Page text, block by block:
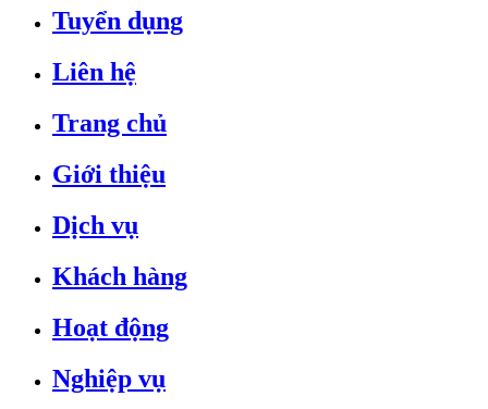
Tuyển dụng
Liên hệ
Trang chủ
Giới thiệu
Dịch vụ
Khách hàng
Hoạt động
Nghiệp vụ